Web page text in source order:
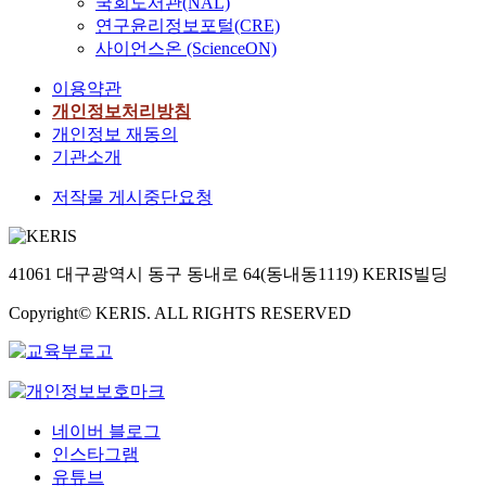
연구윤리정보포털(CRE)
사이언스온 (ScienceON)
이용약관
개인정보처리방침
개인정보 재동의
기관소개
저작물 게시중단요청
41061 대구광역시 동구 동내로 64(동내동1119) KERIS빌딩
Copyright© KERIS. ALL RIGHTS RESERVED
네이버 블로그
인스타그램
유튜브